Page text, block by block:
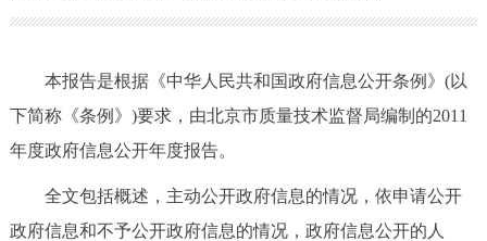
市领导 机构职能 政策服务
政策兑现 政策解读
决策公开 专题公开
本报告是根据《中华人民共和国政府信息公开条例》(以
下简称《条例》)要求，由北京市质量技术监督局编制的2011
年度政府信息公开年度报告。
全文包括概述，主动公开政府信息的情况，依申请公开
政府信息和不予公开政府信息的情况，政府信息公开的人